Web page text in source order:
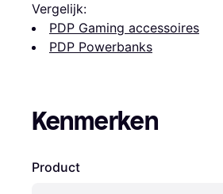
Vergelijk:
PDP Gaming accessoires
PDP Powerbanks
Kenmerken
Product